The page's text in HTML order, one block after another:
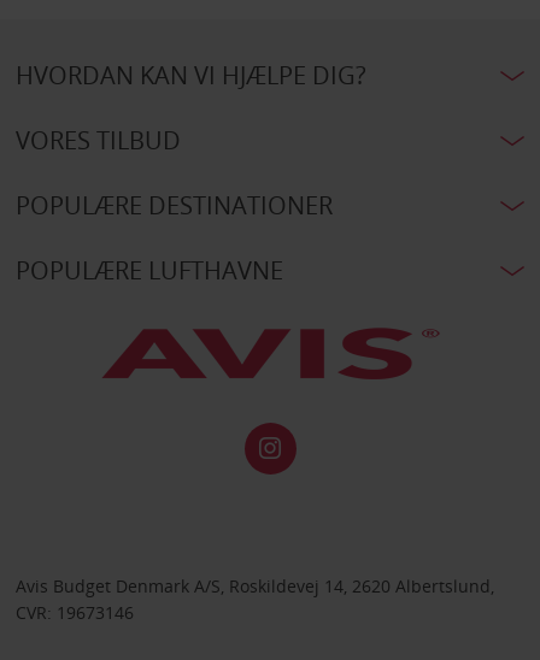
HVORDAN KAN VI HJÆLPE DIG?
VORES TILBUD
POPULÆRE DESTINATIONER
POPULÆRE LUFTHAVNE
Avis Budget Denmark A/S, Roskildevej 14, 2620 Albertslund,
CVR: 19673146